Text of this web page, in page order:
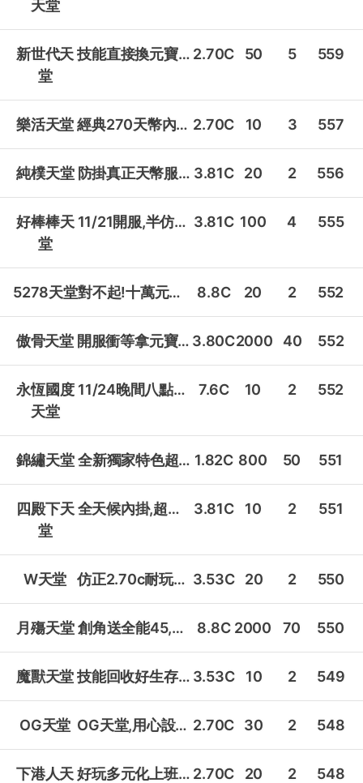
天堂
新世代天
堂
技能直接換元寶,高級變身直接送! 2.70C 50 5 559
樂活天堂 經典270天幣內掛懷舊仿正! 2.70C 10 3 557
純樸天堂 防掛真正天幣服,東西有價值! 3.81C 20 2 556
好棒棒天
堂
11/21開服,半仿正送屠龍變身! 3.81C 100 4 555
5278天堂 對不起!十萬元寶等您領! 8.8C 20 2 552
傲骨天堂 開服衝等拿元寶,出生送內掛! 3.80C2000 40 552
永恆國度
天堂
11/24晚間八點戰起來! 7.6C 10 2 552
錦繡天堂 全新獨家特色超耐玩寶版! 1.82C 800 50 551
四殿下天
堂
全天候內掛,超耐玩,上班族的首選! 3.81C 10 2 551
W天堂 仿正2.70c耐玩多項活動! 3.53C 20 2 550
月殤天堂 創角送全能45,內掛無需氪金隨你用 8.8C 2000 70 550
魔獸天堂 技能回收好生存,系統多到玩不膩! 3.53C 10 2 549
OG天堂 OG天堂,用心設計,內容超值! 2.70C 30 2 548
下港人天
好玩多元化上班族首選! 2.70C 20 2 548